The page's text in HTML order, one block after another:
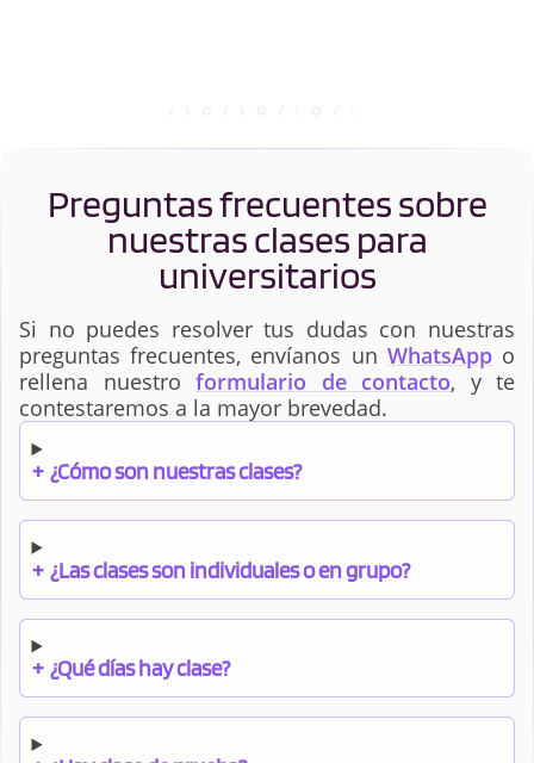
Preguntas frecuentes sobre
nuestras clases para
universitarios
Si no puedes resolver tus dudas con nuestras
preguntas frecuentes, envíanos un WhatsAppo
rellena nuestro formulario de contacto, y te
contestaremos a la mayor brevedad.
+ ¿Cómo son nuestras clases?
+ ¿Las clases son individuales o en grupo?
+ ¿Qué días hay clase?